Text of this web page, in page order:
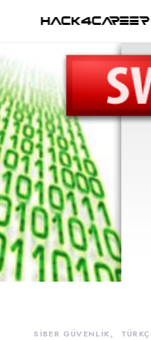
Hack4Career
SİBER GÜVENLİK